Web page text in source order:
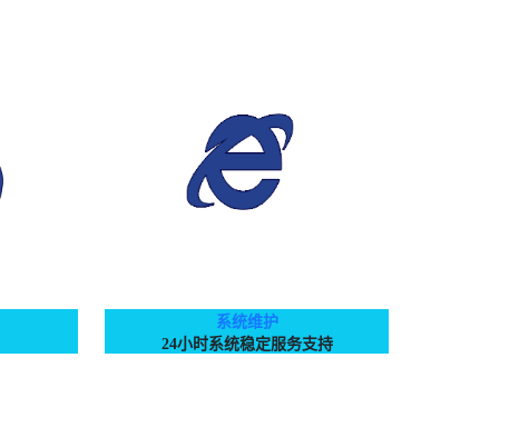
系统维护
24小时系统稳定服务支持